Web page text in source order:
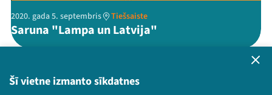
Šī vietne izmanto sīkdatnes
2020. gada 5. septembris Tiešsaiste
Saruna "Lampa un Latvija"